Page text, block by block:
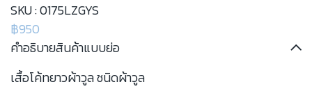
SKU : 0175LZGYS
฿950
คำอธิบายสินค้าแบบย่อ
เสื้อโค้ทยาวผ้าวูล ชนิดผ้าวูล